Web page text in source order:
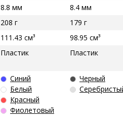
8.8 мм
8.4 мм
208 г
179 г
111.43 см³
98.95 см³
Пластик Пластик
Синий
Белый
Красный
Фиолетовый
Черный